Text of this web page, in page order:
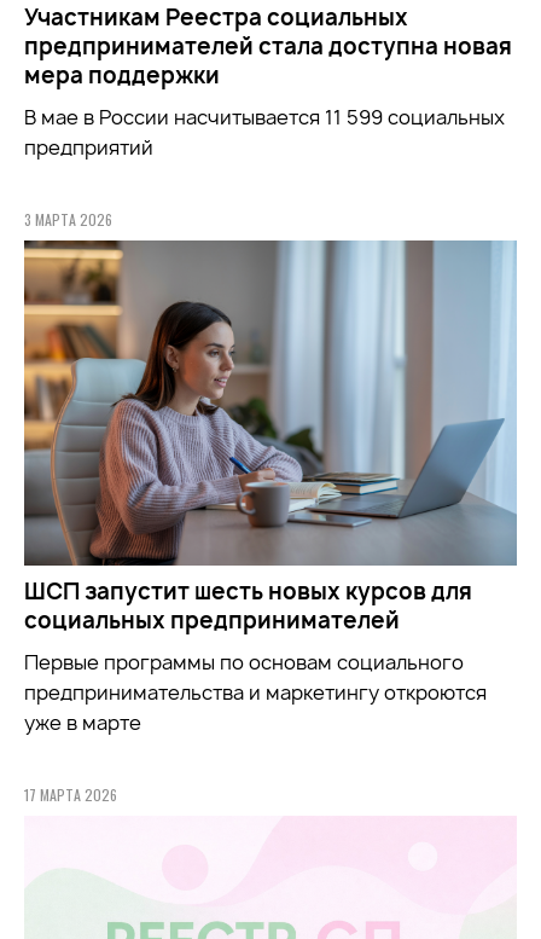
Участникам Реестра социальных
предпринимателей стала доступна новая
мера поддержки
В мае в России насчитывается 11 599 социальных
предприятий
3 МАРТА 2026
ШСП запустит шесть новых курсов для
социальных предпринимателей
Первые программы по основам социального
предпринимательства и маркетингу откроются
уже в марте
17 МАРТА 2026